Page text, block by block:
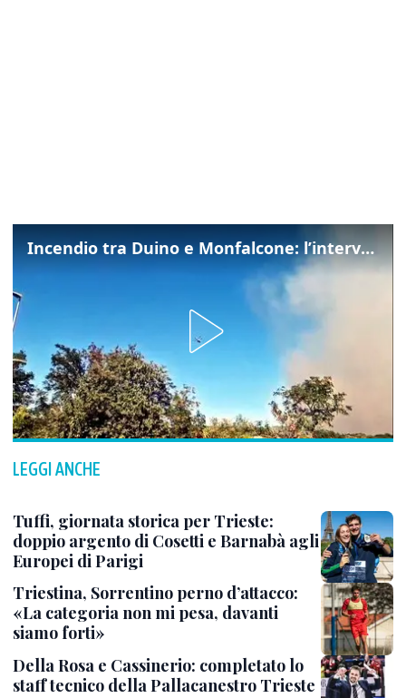
Incendio tra Duino e Monfalcone: l’intervento dei vigili del fuoco
LEGGI ANCHE
Tuffi, giornata storica per Trieste:
doppio argento di Cosetti e Barnabà agli
Europei di Parigi
Triestina, Sorrentino perno d’attacco:
«La categoria non mi pesa, davanti
siamo forti»
Della Rosa e Cassinerio: completato lo
staff tecnico della Pallacanestro Trieste